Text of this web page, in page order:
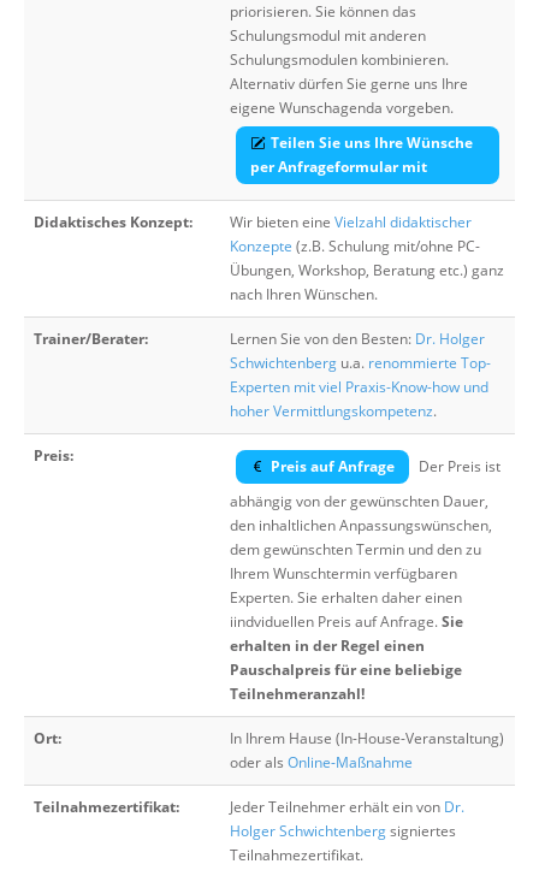
priorisieren. Sie können das
Schulungsmodul mit anderen
Schulungsmodulen kombinieren.
Alternativ dürfen Sie gerne uns Ihre
eigene Wunschagenda vorgeben.
Teilen Sie uns Ihre Wünsche
per Anfrageformular mit
Didaktisches Konzept: Wir bieten eine Vielzahl didaktischer
Konzepte (z.B. Schulung mit/ohne PC-
Übungen, Workshop, Beratung etc.) ganz
nach Ihren Wünschen.
Trainer/Berater: Lernen Sie von den Besten: Dr. Holger
Schwichtenberg u.a. renommierte Top-
Experten mit viel Praxis-Know-how und
hoher Vermittlungskompetenz.
Preis:
Preis auf Anfrage
Der Preis ist
abhängig von der gewünschten Dauer,
den inhaltlichen Anpassungswünschen,
dem gewünschten Termin und den zu
Ihrem Wunschtermin verfügbaren
Experten. Sie erhalten daher einen
iindviduellen Preis auf Anfrage.Sie
erhalten in der Regel einen
Pauschalpreis für eine beliebige
Teilnehmeranzahl!
Ort:
In Ihrem Hause (In-House-Veranstaltung)
oder als Online-Maßnahme
Teilnahmezertifikat: Jeder Teilnehmer erhält ein von Dr.
Holger Schwichtenbergsigniertes
Teilnahmezertifikat.